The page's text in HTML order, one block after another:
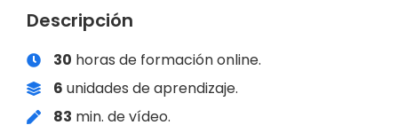
Descripción
30 horas de formación online.
6 unidades de aprendizaje.
83 min. de vídeo.